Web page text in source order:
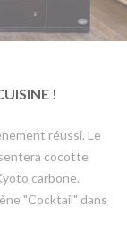
!
réussi. Le
cocotte
carbone.
"Cocktail" dans